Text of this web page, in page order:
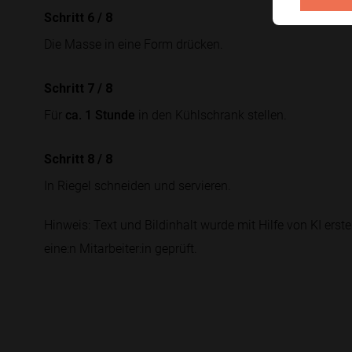
Schritt 6 / 8
Die Masse in eine Form drücken.
Schritt 7 / 8
Für ca. 1 Stunde in den Kühlschrank stellen.
Schritt 8 / 8
In Riegel schneiden und servieren.
Hinweis: Text und Bildinhalt wurde mit Hilfe von KI
eine:n Mitarbeiter:in geprüft.